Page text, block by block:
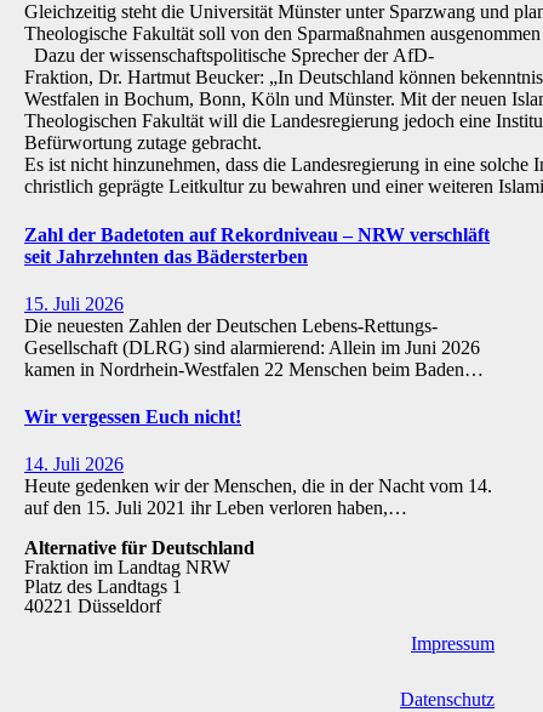
Gleichzeitig steht die Universität Münster unter Sparzwang und
Theologische Fakultät soll von den Sparmaßnahmen
Dazu der wissenschaftspolitische Sprecher der AfD-
Fraktion, Dr. Hartmut Beucker: „In Deutschland können
Westfalen in Bochum, Bonn, Köln und Münster. Mit der neuen
Theologischen Fakultät will die Landesregierung jedoch eine
Befürwortung zutage gebracht.
Es ist nicht hinzunehmen, dass die Landesregierung in eine
christlich geprägte Leitkultur zu bewahren und einer weiteren
Zahl der Badetoten auf Rekordniveau – NRW verschläft
seit Jahrzehnten das Bädersterben
15. Juli 2026
Die neuesten Zahlen der Deutschen Lebens-Rettungs-
Gesellschaft (DLRG) sind alarmierend: Allein im Juni 2026
kamen in Nordrhein-Westfalen 22 Menschen beim Baden…
Wir vergessen Euch nicht!
14. Juli 2026
Heute gedenken wir der Menschen, die in der Nacht vom 14.
auf den 15. Juli 2021 ihr Leben verloren haben,…
Alternative für Deutschland
Fraktion im Landtag NRW
Platz des Landtags 1
40221 Düsseldorf
Impressum
Datenschutz